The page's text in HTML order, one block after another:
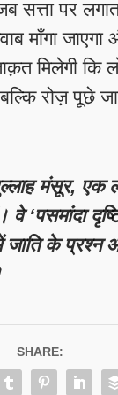
सत्ता पर
माँगा
मिलेगी कि
रोज़ पूछे
मंसूर,
वे ‘पसमांदा
जाति के प्रश्न
SHARE: